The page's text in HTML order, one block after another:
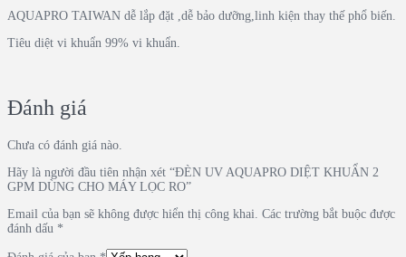
AQUAPRO TAIWAN dễ lắp đặt ,dễ bảo dưỡng,linh kiện thay thế phổ biến.
Tiêu diệt vi khuẩn 99% vi khuẩn.
Đánh giá
Chưa có đánh giá nào.
Hãy là người đầu tiên nhận xét “ĐÈN UV AQUAPRO DIỆT KHUẨN 2
GPM DÙNG CHO MÁY LỌC RO”
Email của bạn sẽ không được hiển thị công khai. Các trường bắt buộc được
đánh dấu *